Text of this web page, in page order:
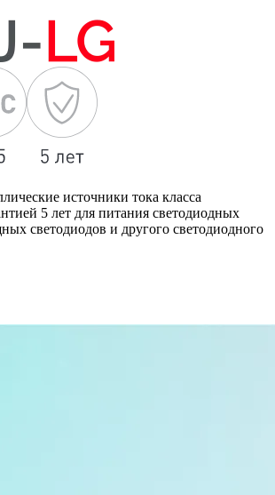
источники тока класса
5 лет для питания светодиодных
светодиодов и другого светодиодного